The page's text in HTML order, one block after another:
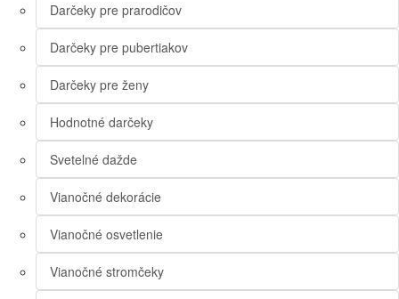
Darčeky pre prarodičov
Darčeky pre pubertiakov
Darčeky pre ženy
Hodnotné darčeky
Svetelné dažde
Vianočné dekorácie
Vianočné osvetlenie
Vianočné stromčeky